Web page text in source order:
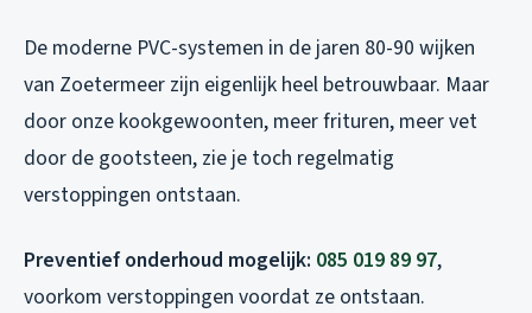
De moderne PVC-systemen in de jaren 80-90 wijken
van Zoetermeer zijn eigenlijk heel betrouwbaar. Maar
door onze kookgewoonten, meer frituren, meer vet
door de gootsteen, zie je toch regelmatig
verstoppingen ontstaan.
Preventief onderhoud mogelijk: 085 019 89 97,
voorkom verstoppingen voordat ze ontstaan.